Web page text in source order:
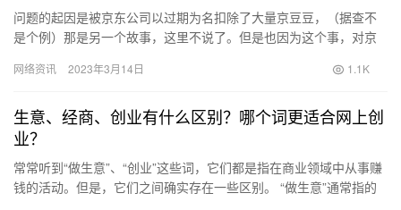
问题的起因是被京东公司以过期为名扣除了大量京豆豆，（据查不
是个例）那是另一个故事，这里不说了。但是也因为这个事，对京
解答，…
网络资讯 2023年3月14日 1.1K
生意、经商、创业有什么区别？哪个词更适合网上创
业？
常常听到“做生意”、“创业”这些词，它们都是指在商业领域中从事赚
钱的活动。但是，它们之间确实存在一些区别。 “做生意”通常指的